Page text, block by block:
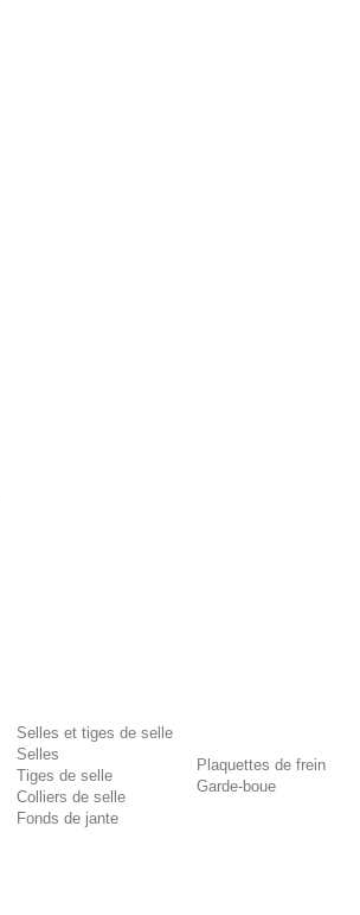
Selles et tiges de selle
Selles
Tiges de selle
Colliers de selle
Fonds de jante
Plaquettes de frein
Garde-boue